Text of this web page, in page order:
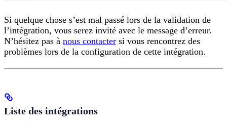
Si quelque chose s’est mal passé lors de la validation de
l’intégration, vous serez invité avec le message d’erreur.
N’hésitez pas à nous contacter si vous rencontrez des
problèmes lors de la configuration de cette intégration.
Liste des intégrations